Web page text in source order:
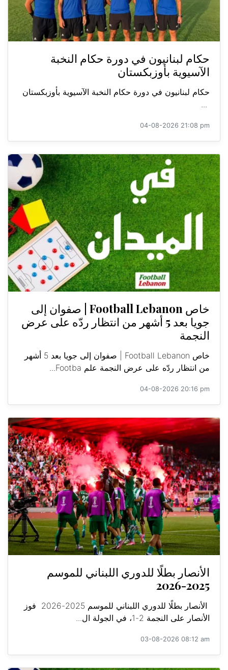
حكام لبنانيون في دورة حكام النخبة
الآسيوية بأوزبكستان
حكام لبنانيون في دورة حكام النخبة الآسيوية بأوزبكستان
...
04-08-2026 21:08 pm
خاص Football Lebanon | صفوان إلى
جويا بعد 5 أشهر من انتظار ردّه على عرض
النجمة
خاص Football Lebanon | صفوان إلى جويا بعد 5 أشهر
من انتظار ردّه على عرض النجمة علم Footba...
04-08-2026 20:16 pm
الأنصار بطلًا للدوري اللبناني للموسم
2025-2026
الأنصار بطلًا للدوري اللبناني للموسم 2025-2026 فوز
الأنصار على النجمة 2-1، في الجولة ال...
03-08-2026 08:12 am